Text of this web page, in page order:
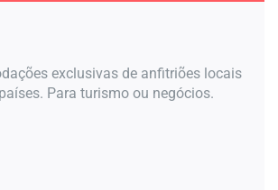
exclusivas de anfitriões locais
Para turismo ou negócios.